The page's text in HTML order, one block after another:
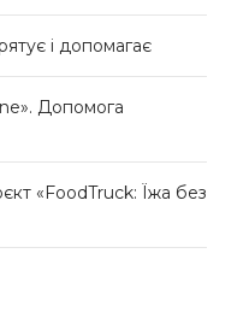
і допомагає
Допомога
«FoodTruck: Їжа без